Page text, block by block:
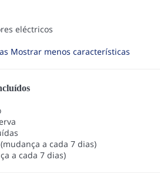
eléctricos
Mostrar menos características
a cada 7 dias)
a cada 7 dias)